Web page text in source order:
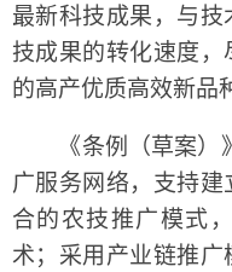
最新科技成果，与
技成果的转化速度
的高产优质高效新品种
《条例（草案）》
广服务网络，支持
合的农技推广模式
术；采用产业链推